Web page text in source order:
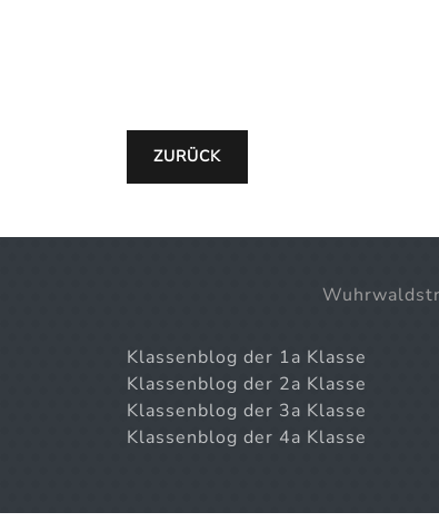
ZURÜCK
Klassenblog der 1a Klasse
Klassenblog der 2a Klasse
Klassenblog der 3a Klasse
Klassenblog der 4a Klasse